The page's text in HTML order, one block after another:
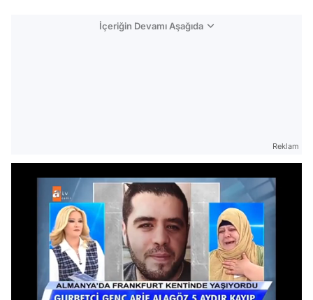
İçeriğin Devamı Aşağıda
Reklam